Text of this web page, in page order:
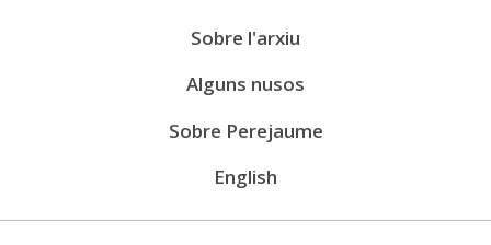
Sobre l'arxiu
Alguns nusos
Sobre Perejaume
English